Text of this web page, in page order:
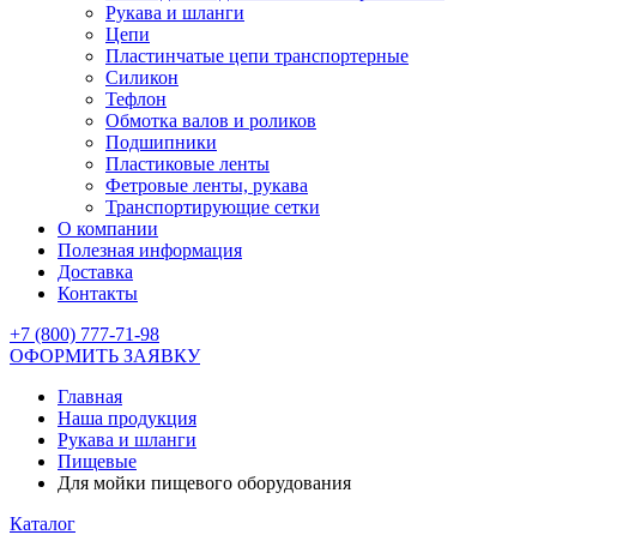
Рукава и шланги
Цепи
Пластинчатые цепи транспортерные
Силикон
Тефлон
Обмотка валов и роликов
Подшипники
Пластиковые ленты
Фетровые ленты, рукава
Транспортирующие сетки
О компании
Полезная информация
Доставка
Контакты
+7 (800) 777-71-98
ОФОРМИТЬ ЗАЯВКУ
Главная
Наша продукция
Рукава и шланги
Пищевые
Для мойки пищевого оборудования
Каталог